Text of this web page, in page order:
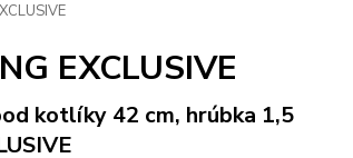
EXCLUSIVE
kotlíky 42 cm, hrúbka 1,5